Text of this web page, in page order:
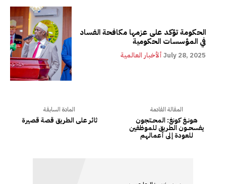
الحكومة تؤكد على عزمها مكافحة الفساد
في المؤسسات الحكومية
ألأخبار العالمية July 28, 2025
المادة السابقة
ثائر على الطريق قصة قصيرة
المقالة القادمة
هونـــغ كونغ: المحـــتجون
يفسحـــون الطريق للموظفين
للعودة إلى أعمالهم